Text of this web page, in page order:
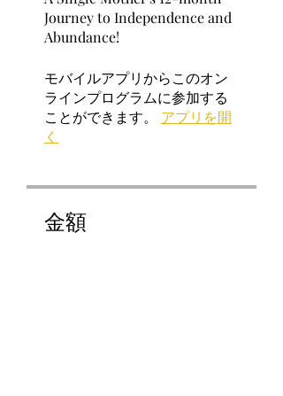
Journey to Independence and
Abundance!
モバイルアプリからこのオン
ラインプログラムに参加する
ことができます。
アプリを開
く
金額